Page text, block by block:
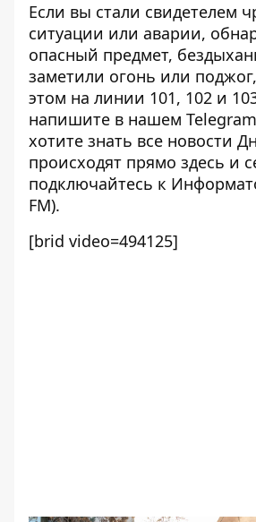
Если вы стали свидетелем
ситуации или аварии,
опасный предмет,
заметили огонь или
этом на линии 101, 102 и
напишите в нашем
хотите знать все новости
происходят прямо здесь и
подключайтесь к
FM).
[brid video=494125]